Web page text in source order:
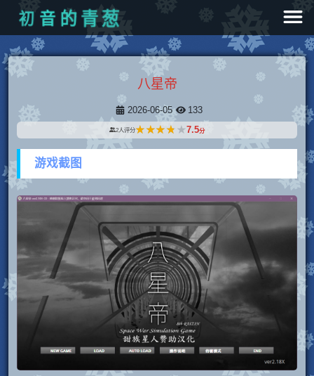
初 音 的 青 葱
八星帝
2026-06-05 133
2 人评分★★★★★
★★★★★7.5分
游戏截图